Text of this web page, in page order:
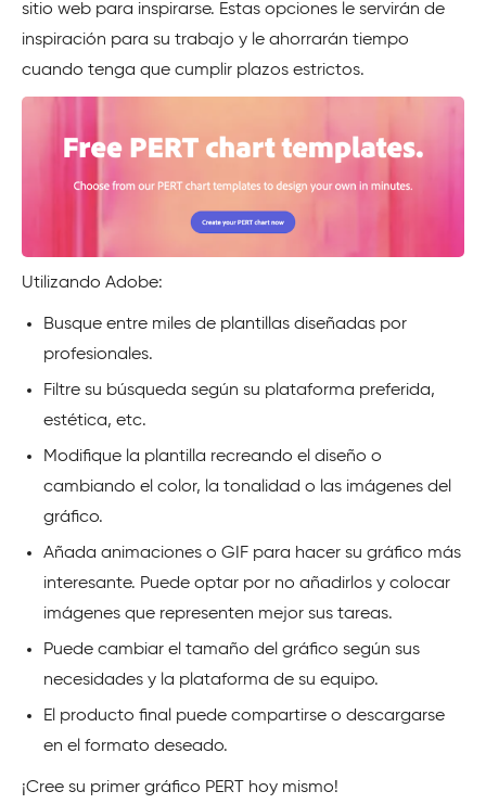
sitio web para inspirarse. Estas opciones le servirán de
inspiración para su trabajo y le ahorrarán tiempo
cuando tenga que cumplir plazos estrictos.
Utilizando Adobe:
Busque entre miles de plantillas diseñadas por
profesionales.
Filtre su búsqueda según su plataforma preferida,
estética, etc.
Modifique la plantilla recreando el diseño o
cambiando el color, la tonalidad o las imágenes del
gráfico.
Añada animaciones o GIF para hacer su gráfico más
interesante. Puede optar por no añadirlos y colocar
imágenes que representen mejor sus tareas.
Puede cambiar el tamaño del gráfico según sus
necesidades y la plataforma de su equipo.
El producto final puede compartirse o descargarse
en el formato deseado.
¡Cree su primer gráfico PERT hoy mismo!